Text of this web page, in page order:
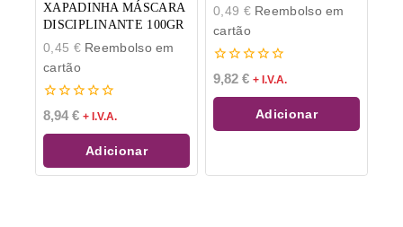
XAPADINHA MÁSCARA
DISCIPLINANTE 100GR
0,45 €Reembolso em
cartão
0
de
5
8,94€ + I.V.A.
Adicionar
0,49 €Reembolso em
cartão
0
de
5
9,82 € + I.V.A.
Adicionar